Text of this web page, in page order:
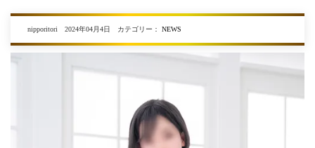
nipporitori 2024年04月4日 カテゴリー： NEWS